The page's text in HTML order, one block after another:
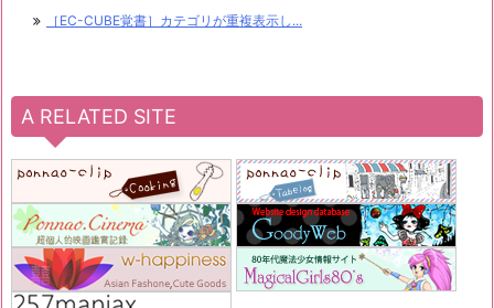
［EC-CUBE覚書］カテゴリが重複表示し...
A RELATED SITE